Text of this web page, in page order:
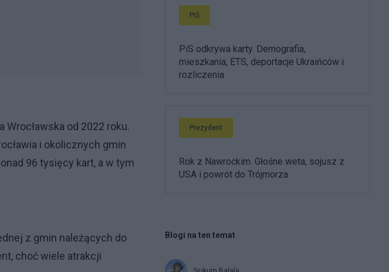
od 2022 roku.
i okolicznych gmin
96 tysięcy kart, a w tym
z gmin należących do
choć wiele atrakcji
PiS
PiS odkrywa karty. Demografia,
mieszkania, ETS, deportacje Ukraińców i
rozliczenia
Prezydent
Rok z Nawrockim. Głośne weta, sojusz z
USA i powrót do Trójmorza
Blogi na ten temat